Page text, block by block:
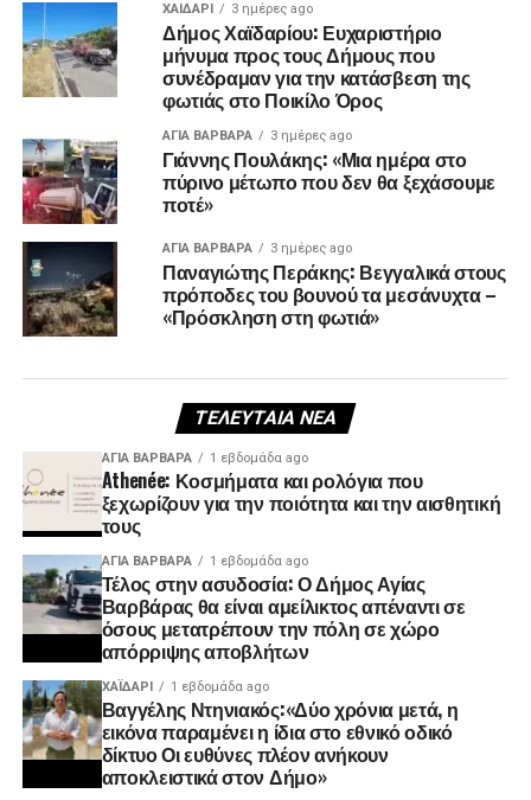
ΧΑΪΔΑΡΙ 3 ημέρες ago
Δήμος Χαϊδαρίου: Ευχαριστήριο
μήνυμα προς τους Δήμους που
συνέδραμαν για την κατάσβεση της
φωτιάς στο Ποικίλο Όρος
ΑΓΙΑ ΒΑΡΒΑΡΑ 3 ημέρες ago
Γιάννης Πουλάκης: «Μια ημέρα στο
πύρινο μέτωπο που δεν θα ξεχάσουμε
ποτέ»
ΑΓΙΑ ΒΑΡΒΑΡΑ 3 ημέρες ago
Παναγιώτης Περάκης: Βεγγαλικά στους
πρόποδες του βουνού τα μεσάνυχτα –
«Πρόσκληση στη φωτιά»
ΤΕΛΕΥΤΑΊΑ ΝΈΑ
ΑΓΙΑ ΒΑΡΒΑΡΑ 1 εβδομάδα ago
Athenée: Κοσμήματα και ρολόγια που
ξεχωρίζουν για την ποιότητα και την αισθητική
τους
ΑΓΙΑ ΒΑΡΒΑΡΑ 1 εβδομάδα ago
Τέλος στην ασυδοσία: Ο Δήμος Αγίας
Βαρβάρας θα είναι αμείλικτος απέναντι σε
όσους μετατρέπουν την πόλη σε χώρο
απόρριψης αποβλήτων
ΧΑΪΔΑΡΙ 1 εβδομάδα ago
Βαγγέλης Ντηνιακός:«Δύο χρόνια μετά, η
εικόνα παραμένει η ίδια στο εθνικό οδικό
δίκτυο Οι ευθύνες πλέον ανήκουν
αποκλειστικά στον Δήμο»